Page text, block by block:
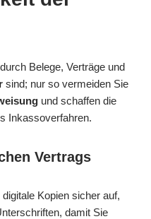
Belege, Verträge und
sind; nur so vermeiden Sie
und schaffen die
Inkassoverfahren.
Vertrags
Kopien sicher auf,
damit Sie